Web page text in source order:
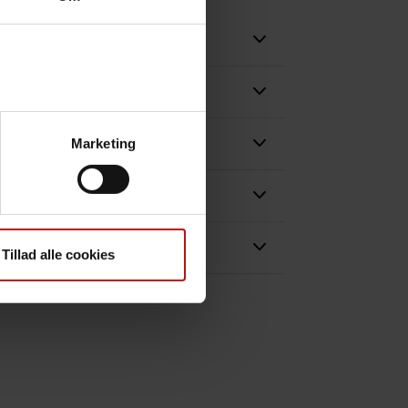
Marketing
Tillad alle cookies